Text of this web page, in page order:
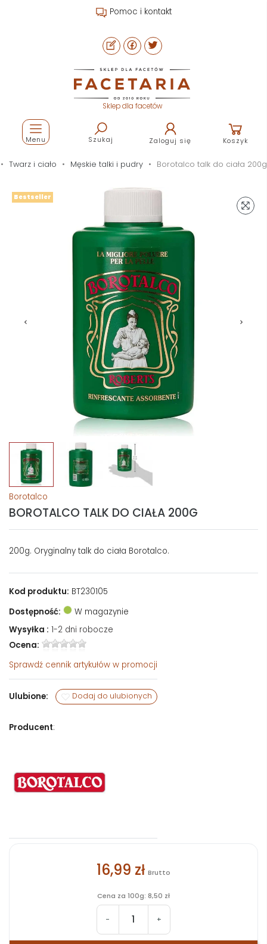
Pomoc i kontakt
Sklep dla facetów
Szukaj Zaloguj się Koszyk
Menu
Twarz i ciało Męskie talki i pudry Borotalco talk do ciała 200g
Bestseller
Borotalco
BOROTALCO TALK DO CIAŁA 200G
200g. Oryginalny talk do ciała Borotalco.
Kod produktu: BT230105
Dostępność:
W magazynie
Wysyłka : 1-2 dni robocze
Ocena:
Sprawdź cennik artykułów w promocji
Ulubione: Dodaj do ulubionych
Producent:
16,99 zł Brutto
Cena za 100g: 8,50 zł
- +